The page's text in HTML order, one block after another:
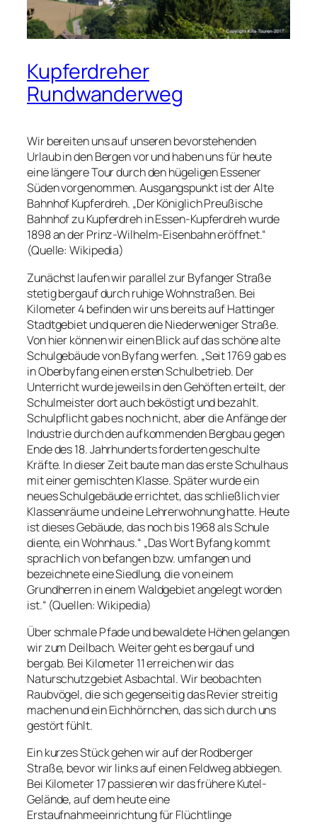
Kupferdreher
Rundwanderweg
Wir bereiten uns auf unseren bevorstehenden
Urlaub in den Bergen vor und haben uns für heute
eine längere Tour durch den hügeligen Essener
Süden vorgenommen. Ausgangspunkt ist der Alte
Bahnhof Kupferdreh. „Der Königlich Preußische
Bahnhof zu Kupferdreh in Essen-Kupferdreh wurde
1898 an der Prinz-Wilhelm-Eisenbahn eröffnet.“
(Quelle: Wikipedia)
Zunächst laufen wir parallel zur Byfanger Straße
stetig bergauf durch ruhige Wohnstraßen. Bei
Kilometer 4 befinden wir uns bereits auf Hattinger
Stadtgebiet und queren die Niederweniger Straße.
Von hier können wir einen Blick auf das schöne alte
Schulgebäude von Byfang werfen. „Seit 1769 gab es
in Oberbyfang einen ersten Schulbetrieb. Der
Unterricht wurde jeweils in den Gehöften erteilt, der
Schulmeister dort auch beköstigt und bezahlt.
Schulpflicht gab es noch nicht, aber die Anfänge der
Industrie durch den aufkommenden Bergbau gegen
Ende des 18. Jahrhunderts forderten geschulte
Kräfte. In dieser Zeit baute man das erste Schulhaus
mit einer gemischten Klasse. Später wurde ein
neues Schulgebäude errichtet, das schließlich vier
Klassenräume und eine Lehrerwohnung hatte. Heute
ist dieses Gebäude, das noch bis 1968 als Schule
diente, ein Wohnhaus.“ „Das Wort Byfang kommt
sprachlich vonbefangen bzw. umfangenund
bezeichnete eine Siedlung, die von einem
Grundherren in einem Waldgebiet angelegt worden
ist.“ (Quellen: Wikipedia)
Über schmale Pfade und bewaldete Höhen gelangen
wir zum Deilbach. Weiter geht es bergauf und
bergab. Bei Kilometer 11 erreichen wir das
Naturschutzgebiet Asbachtal. Wir beobachten
Raubvögel, die sich gegenseitig das Revier streitig
machen und ein Eichhörnchen, das sich durch uns
gestört fühlt.
Ein kurzes Stück gehen wir auf der Rodberger
Straße, bevor wir links auf einen Feldweg abbiegen.
Bei Kilometer 17 passieren wir das frühere Kutel-
Gelände, auf dem heute eine
Erstaufnahmeeinrichtung für Flüchtlinge